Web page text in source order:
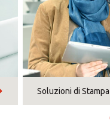
Soluzioni di